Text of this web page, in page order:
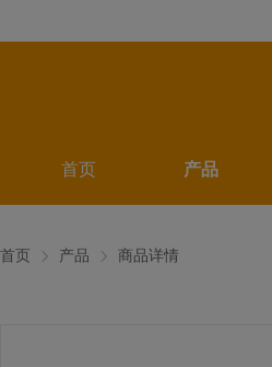
首页 产品
首页 产品 商品详情